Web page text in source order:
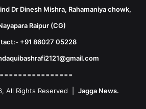
Dr Dinesh Mishra, Rahamaniya chowk,
Raipur (CG)
+91 86027 05228
All Rights Reserved | Jagga News.